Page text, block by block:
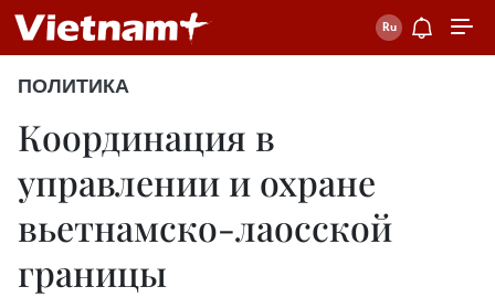
ПОЛИТИКА
Координация в
управлении и охране
вьетнамско-лаосской
границы